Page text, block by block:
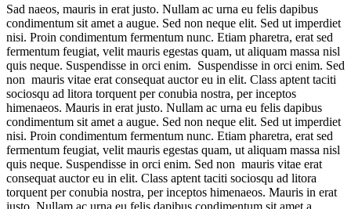
Sad naeos, mauris in erat justo. Nullam ac urna eu felis dapibus
condimentum sit amet a augue. Sed non neque elit. Sed ut imperdiet
nisi. Proin condimentum fermentum nunc. Etiam pharetra, erat sed
fermentum feugiat, velit mauris egestas quam, ut aliquam massa nisl
quis neque. Suspendisse in orci enim. Suspendisse in orci enim. Sed
non mauris vitae erat consequat auctor eu in elit. Class aptent taciti
sociosqu ad litora torquent per conubia nostra, per inceptos
himenaeos. Mauris in erat justo. Nullam ac urna eu felis dapibus
condimentum sit amet a augue. Sed non neque elit. Sed ut imperdiet
nisi. Proin condimentum fermentum nunc. Etiam pharetra, erat sed
fermentum feugiat, velit mauris egestas quam, ut aliquam massa nisl
quis neque. Suspendisse in orci enim. Sed non mauris vitae erat
consequat auctor eu in elit. Class aptent taciti sociosqu ad litora
torquent per conubia nostra, per inceptos himenaeos. Mauris in erat